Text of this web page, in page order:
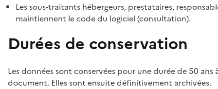
Les sous-traitants hébergeurs, prestataires,
maintiennent le code du logiciel (consultation).
Durées de conservation
Les données sont conservées pour une durée de 50
document. Elles sont ensuite définitivement archivées.